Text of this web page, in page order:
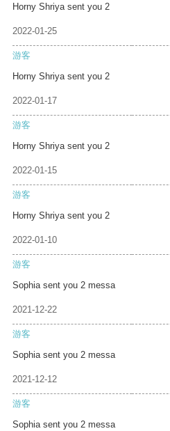
Horny Shriya sent you 2
2022-01-25
游客
Horny Shriya sent you 2
2022-01-17
游客
Horny Shriya sent you 2
2022-01-15
游客
Horny Shriya sent you 2
2022-01-10
游客
Sophia sent you 2 messa
2021-12-22
游客
Sophia sent you 2 messa
2021-12-12
游客
Sophia sent you 2 messa